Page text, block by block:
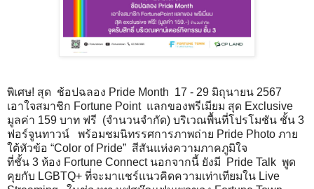
พิเศษ! สุด ช้อปฉลอง Pride Month 17 - 29 มิถุนายน 2567
เอาใจสมาชิก Fortune Point แลกของพรีเมียม สุด Exclusive
มูลค่า 159 บาท ฟรี (จำนวนจำกัด) บริเวณพื้นที่โปรโมชัน ชั้น 3
ฟอร์จูนทาวน์ พร้อมชมนิทรรศการภาพถ่าย Pride Photo ภาย
ใต้หัวข้อ “Color of Pride” สีสันแห่งความภาคภูมิใจ
ที่ชั้น 3 ห้อง Fortune Connect นอกจากนี้ ยังมี Pride Talk พูด
คุยกับ LGBTQ+ ที่จะมาแชร์แนวคิดความเท่าเทียมใน Live